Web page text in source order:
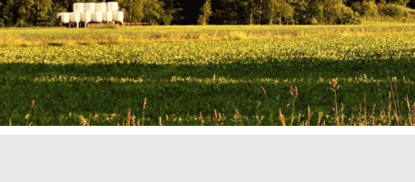
Sista tömningen av trädgårdsavfall 2025 närmar
vecka.